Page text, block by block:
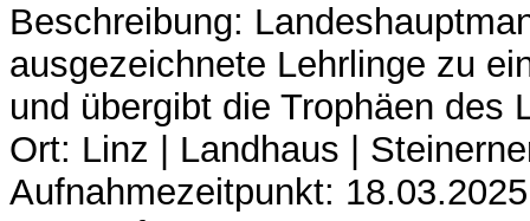
Beschreibung:
ausgezeichnete Lehrlinge zu
und übergibt die Trophäen des
Ort: Linz | Landhaus |
Aufnahmezeitpunkt: 18.03.2025